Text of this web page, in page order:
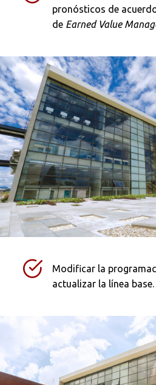
pronósticos de
de Earned Value
Modificar la
actualizar la línea base.